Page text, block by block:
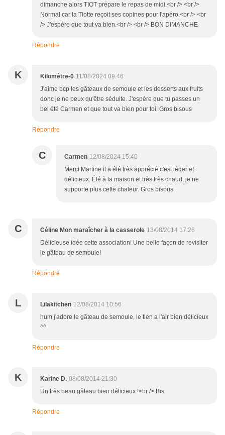
dimanche alors TIOT prépare le repas de midi.<br /> <br />
Normal car la Tiotte reçoit ses copines pour l'apéro.<br /> <br
/> J'espère que tout va bien.<br /> <br /> BON DIMANCHE
Répondre
K Kilomètre-0 11/08/2024 09:46
J'aime bcp les gâteaux de semoule et les desserts aux fruits
donc je ne peux qu'être séduite. J'espère que tu passes un
bel été Carmen et que tout va bien pour toi. Gros bisous
Répondre
C Carmen 12/08/2024 15:40
Merci Martine il a été très apprécié c'est léger et
délicieux. Été à la maison et très très chaud, je ne
supporte plus cette chaleur. Gros bisous
C Céline Mon maraîcher à la casserole 13/08/2014 17:26
Délicieuse idée cette association! Une belle façon de revisiter
le gâteau de semoule!
Répondre
L Lilakitchen 12/08/2014 10:56
hum j'adore le gâteau de semoule, le tien a l'air bien délicieux
^^
Répondre
K Karine D. 08/08/2014 21:30
Un très beau gâteau bien délicieux !<br /> Bis
Répondre